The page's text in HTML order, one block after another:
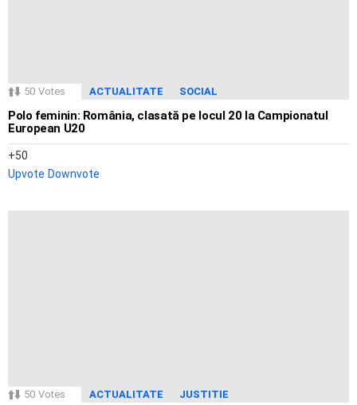
50 Votes ACTUALITATE SOCIAL
Polo feminin: România, clasată pe locul 20 la Campionatul
European U20
50
Upvote Downvote
50 Votes ACTUALITATE JUSTITIE